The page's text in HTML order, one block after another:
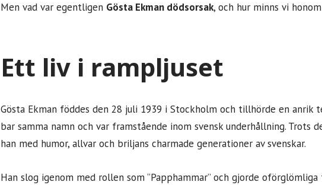
Men vad var egentligen Gösta Ekman dödsorsak, och hur minns vi
Ett liv i rampljuset
Gösta Ekman föddes den 28 juli 1939 i Stockholm och tillhörde en
bar samma namn och var framstående inom svensk underhållning. Trots
han med humor, allvar och briljans charmade generationer av svenskar.
Han slog igenom med rollen som ”Papphammar” och gjorde